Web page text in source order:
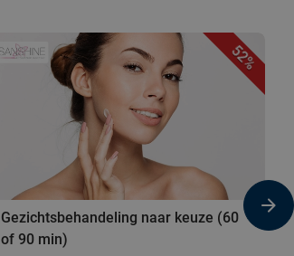
52%
Gezichtsbehandeling naar keuze (60
of 90 min)